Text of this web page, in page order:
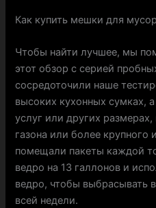
Как купить мешки для
Чтобы найти лучшее, мы
этот обзор с серией
сосредоточили наше
высоких кухонных сумках,
услуг или других
газона или более крупного
помещали пакеты каждой
ведро на 13 галлонов и
ведро, чтобы выбрасывать
всей недели.